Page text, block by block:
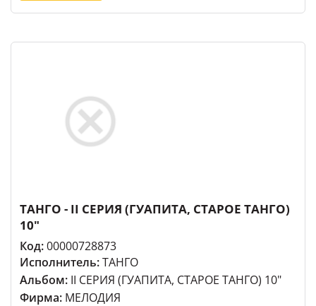
ТАНГО - II СЕРИЯ (ГУАПИТА, СТАРОЕ ТАНГО)
10"
Код:00000728873
Исполнитель:ТАНГО
Альбом: II СЕРИЯ (ГУАПИТА, СТАРОЕ ТАНГО) 10"
Фирма: МЕЛОДИЯ